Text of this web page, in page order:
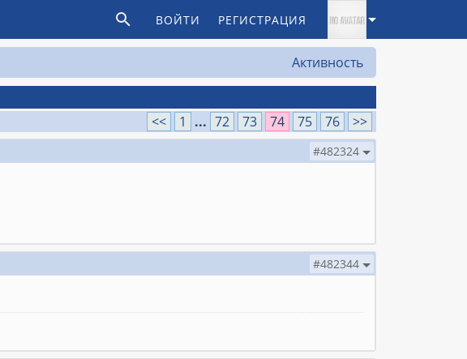
ВОЙТИ РЕГИСТРАЦИЯ
Активность
<<
1 ... 72 73 74 75 76 >>
#482324
#482344